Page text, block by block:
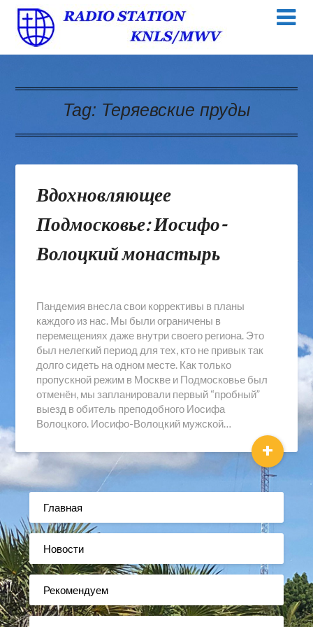
Tag: Теряевские пруды
Вдохновляющее
Подмосковье: Иосифо-
Волоцкий монастырь
Пандемия внесла свои коррективы в планы
каждого из нас. Мы были ограничены в
перемещениях даже внутри своего региона. Это
был нелегкий период для тех, кто не привык так
долго сидеть на одном месте. Как только
пропускной режим в Москве и Подмосковье был
отменён, мы запланировали первый “пробный”
выезд в обитель преподобного Иосифа
Волоцкого. Иосифо-Волоцкий мужской…
+
Главная
Новости
Рекомендуем